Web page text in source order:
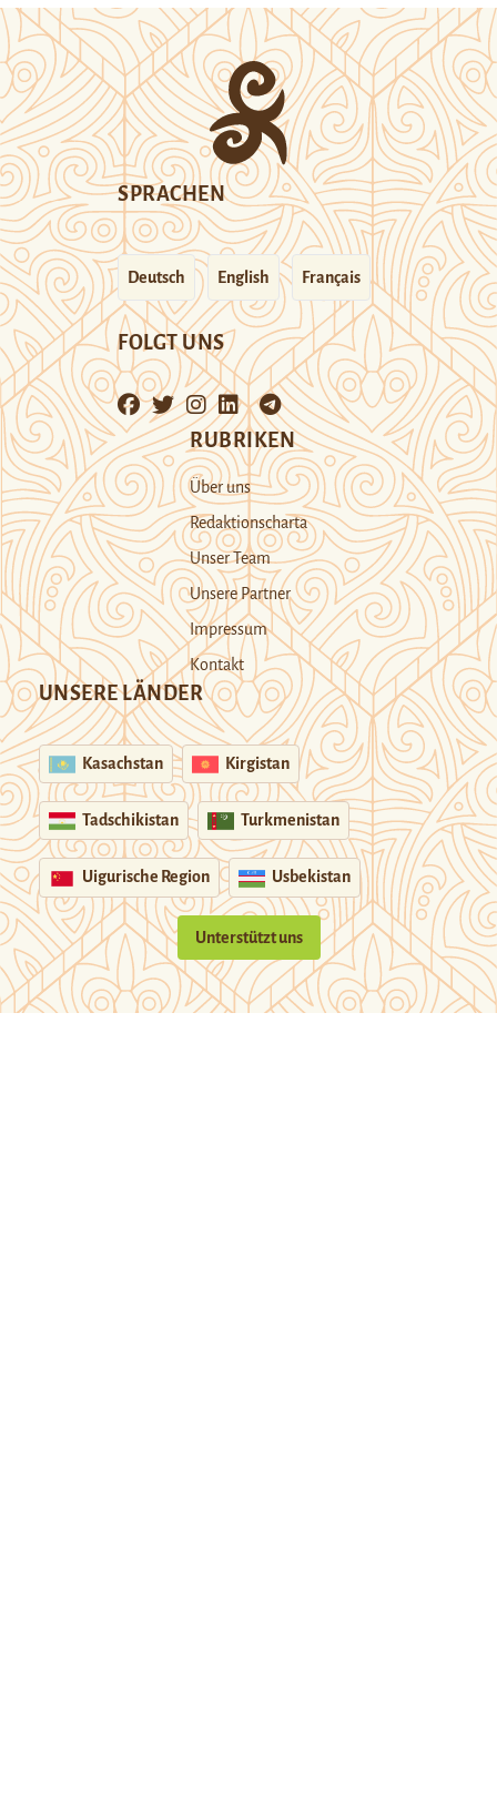
SPRACHEN
Deutsch English Français
FOLGT UNS
RUBRIKEN
Über uns
Redaktionscharta
Unser Team
Unsere Partner
Impressum
Kontakt
UNSERE LÄNDER
Kasachstan Kirgistan
Tadschikistan Turkmenistan
Uigurische Region Usbekistan
Unterstützt uns